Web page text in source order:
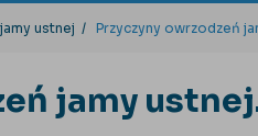
ustnej Przyczyny owrzodzeń
jamy